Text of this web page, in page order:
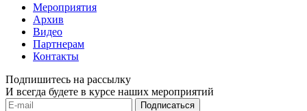
Мероприятия
Архив
Видео
Партнерам
Контакты
Подпишитесь на рассылку
И всегда будете в курсе наших мероприятий
Подписаться